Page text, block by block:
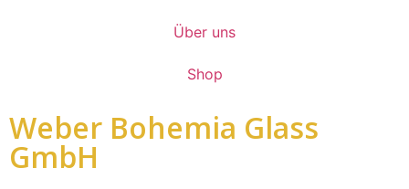
Über uns
Shop
Weber Bohemia Glass
GmbH